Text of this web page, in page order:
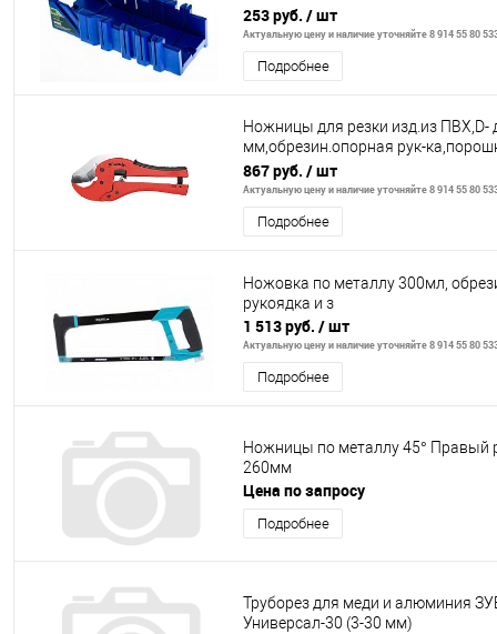
253 руб. / шт
Актуальную цену и наличие уточняйте 8 914 55 80
Подробнее
Ножницы для резки изд.из ПВХ,D-
мм,обрезин.опорная рук-
покр-ие рукояток// MATRIX
867 руб. / шт
Актуальную цену и наличие уточняйте 8 914 55 80
Подробнее
Ножовка по металлу 300мл,
рукоядка и з
1 513 руб. / шт
Актуальную цену и наличие уточняйте 8 914 55 80
Подробнее
Ножницы по металлу 45° Правый
260мм
Цена по запросу
Подробнее
Труборез для меди и алюминия
Универсал-30 (3-30 мм)